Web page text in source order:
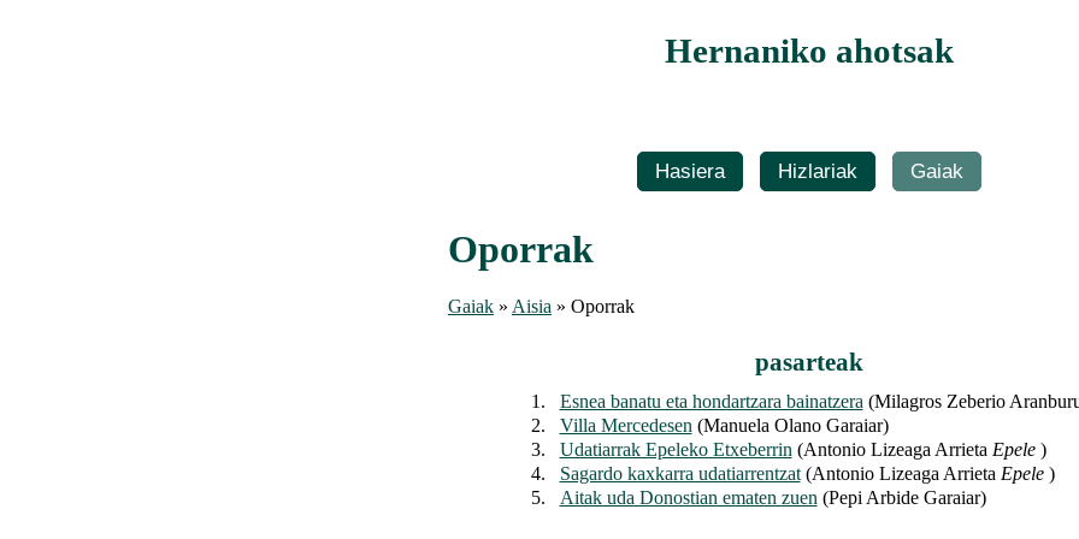
Hernaniko ahotsak
Hasiera Hizlariak Gaiak
Oporrak
Gaiak » Aisia » Oporrak
pasarteak
1. Esnea banatu eta hondartzara bainatzera (Milagros Zeberio
2.
Villa Mercedesen (Manuela Olano Garaiar)
3.
Udatiarrak Epeleko Etxeberrin (Antonio Lizeaga Arrieta Epele)
4.
Sagardo kaxkarra udatiarrentzat(Antonio Lizeaga Arrieta Epele)
5.
Aitak uda Donostian ematen zuen (Pepi Arbide Garaiar)